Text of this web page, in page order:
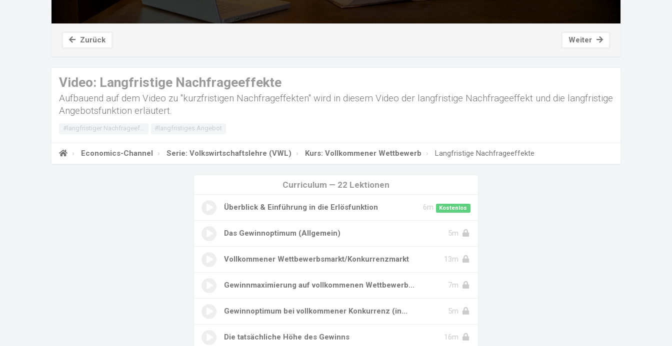
Zurück Weiter
Video: Langfristige Nachfrageeffekte
Aufbauend auf dem Video zu "kurzfristigen Nachfrageffekten" wird in diesem Video der langfristige Nachfrageeffekt und die langfristige
Angebotsfunktion erläutert.
#langfristiger Nachfrageef... #langfristiges Angebot
Economics-Channel Serie: Volkswirtschaftslehre (VWL) Kurs: Vollkommener Wettbewerb Langfristige Nachfrageeffekte
Curriculum — 22 Lektionen
Überblick & Einführung in die Erlösfunktion Kostenlos
6m
Das Gewinnoptimum (Allgemein) 5m
Vollkommener Wettbewerbsmarkt/Konkurrenzmarkt 13m
Gewinnmaximierung auf vollkommenen Wettbewerb... 7m
Gewinnoptimum bei vollkommener Konkurrenz (in... 5m
Die tatsächliche Höhe des Gewinns 16m